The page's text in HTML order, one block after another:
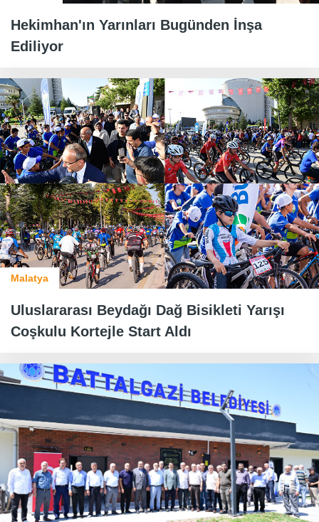
Hekimhan'ın Yarınları Bugünden İnşa
Ediliyor
Malatya
Uluslararası Beydağı Dağ Bisikleti Yarışı
Coşkulu Kortejle Start Aldı